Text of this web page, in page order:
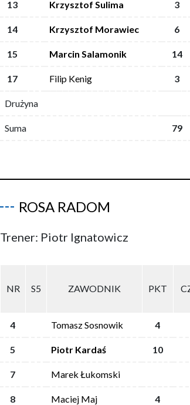
13 Krzysztof Sulima 3
14 Krzysztof Morawiec 6
15 Marcin Salamonik 14
17 Filip Kenig 3
Drużyna
Suma 79
ROSA RADOM
Trener: Piotr Ignatowicz
NR S5 ZAWODNIK PKT
4 Tomasz Sosnowik 4
5 Piotr Kardaś 10
7 Marek Łukomski
8 Maciej Maj 4